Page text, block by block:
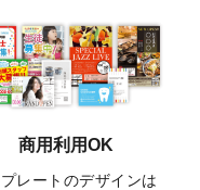
テンプレート
ステッカーが作成で
た！
！」を公開いたしまし
商用利用OK
レートのデザインは